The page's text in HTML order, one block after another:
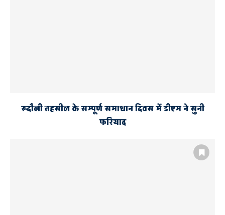
रूदौली तहसील के सम्पूर्ण समाधान दिवस में डीएम ने सुनी
फरियाद